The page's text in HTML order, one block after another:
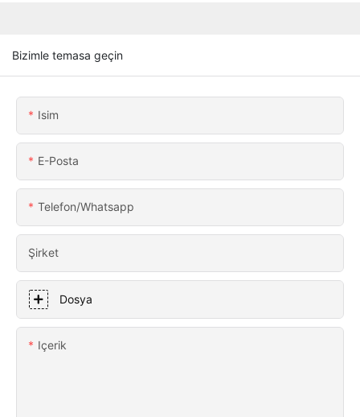
Bizimle temasa geçin
Isim
E-Posta
Telefon/whatsapp
Şirket
Dosya
Içerik